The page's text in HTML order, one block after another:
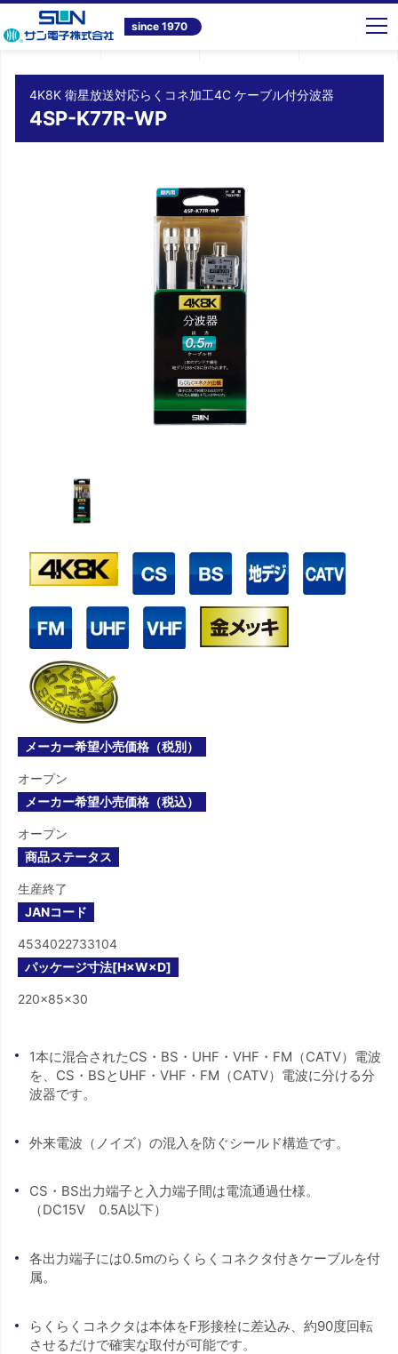
since 1970
トップ 商品情報 テレビ共同受信システム機器 4K8K 衛星放送対応らくコネ加工4C ケーブル付分波器 4SP-K77R-WP
4K8K 衛星放送対応らくコネ加工4C ケーブル付分波器
4SP-K77R-WP
メーカー希望小売価格（税別）
オープン
メーカー希望小売価格（税込）
オープン
商品ステータス
生産終了
JANコード
4534022733104
パッケージ寸法[H×W×D]
220×85×30
1本に混合されたCS・BS・UHF・VHF・FM（CATV）電波
を、CS・BSとUHF・VHF・FM（CATV）電波に分ける分
波器です。
外来電波（ノイズ）の混入を防ぐシールド構造です。
CS・BS出力端子と入力端子間は電流通過仕様。
（DC15V 0.5A以下）
各出力端子には0.5mのらくらくコネクタ付きケーブルを付
属。
らくらくコネクタは本体をF形接栓に差込み、約90度回転
させるだけで確実な取付が可能です。